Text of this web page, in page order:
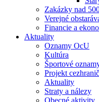
Zakázky nad
Verejné
Financie a
Aktuality
Oznamy OcU
Kultúra
Športové
Projekt
Aktuality
Straty a nálezy
Obecné aktivity